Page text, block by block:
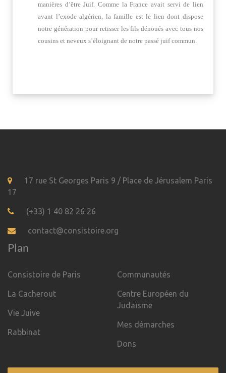
manières d’être Juif. Comme la France avait servi de lien
avant l’exode algérien, la famille est le lien dont dispose
notre génération pour retisser les fils dénoués avec tous nos
cousins et neveux s’éloignant de notre passé juif commun.
17 rue St Georges Paris 9 / Place de Jérusalem Paris
17
(+33) 1 40 82 26 26
contact@consistoire.org
Plan
Consistoire de Paris
La Cacherout
Vie Juive
Rabbinat
Communautés
Centre Européen du
Judaïsme
Mes démarches
Dons